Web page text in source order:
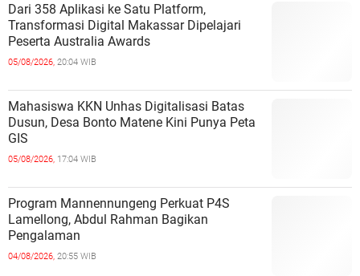
Dari 358 Aplikasi ke Satu Platform,
Transformasi Digital Makassar Dipelajari
Peserta Australia Awards
05/08/2026, 20:04 WIB
Mahasiswa KKN Unhas Digitalisasi Batas
Dusun, Desa Bonto Matene Kini Punya Peta
GIS
05/08/2026, 17:04 WIB
Program Mannennungeng Perkuat P4S
Lamellong, Abdul Rahman Bagikan
Pengalaman
04/08/2026, 20:55 WIB